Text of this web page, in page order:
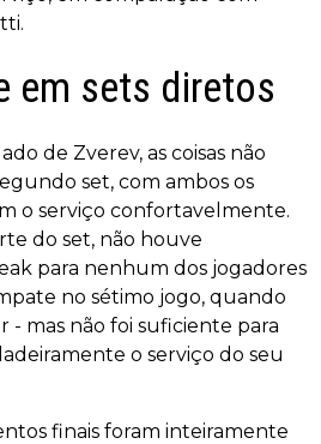
em sets diretos
de Zverev, as coisas não
set, com ambos os
o serviço confortavelmente.
do set, não houve
para nenhum dos jogadores
no sétimo jogo, quando
- mas não foi suficiente para
o serviço do seu
finais foram inteiramente